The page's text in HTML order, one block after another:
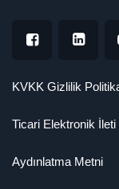
KVKK Gizlilik
Ticari Elektronik
Aydınlatma Metni